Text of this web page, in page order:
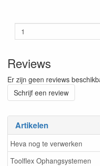
Artikelen
Heva nog te verwerken
Toolflex Ophangsystemen
Reviews
Er zijn geen reviews
Schrijf een review